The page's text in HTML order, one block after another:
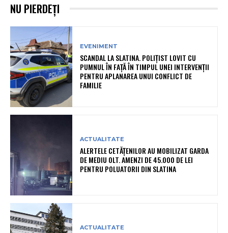
NU PIERDEȚI
EVENIMENT
SCANDAL LA SLATINA. POLIȚIST LOVIT CU
PUMNUL ÎN FAȚĂ ÎN TIMPUL UNEI INTERVENȚII
PENTRU APLANAREA UNUI CONFLICT DE
FAMILIE
ACTUALITATE
ALERTELE CETĂȚENILOR AU MOBILIZAT GARDA
DE MEDIU OLT. AMENZI DE 45.000 DE LEI
PENTRU POLUATORII DIN SLATINA
ACTUALITATE